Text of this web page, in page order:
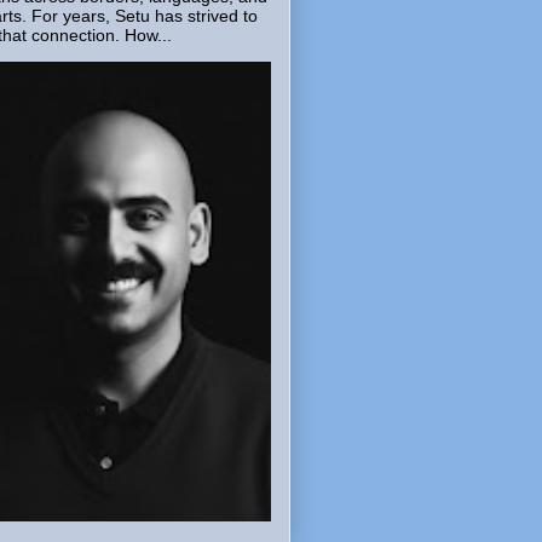
For years, Setu has strived to
connection. How...